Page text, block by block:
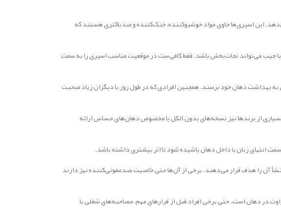
این اسپری‌ها حاوی مواد خوشبوکننده، خنک‌کننده و ضدباکتری هستند که
یا جیب می‌تواند نجات‌بخش باشد. فقط کافی‌ست در موقعیت مناسب اسپری را به سمت
به بهداشت دهان خود برسند. همچنین افرادی که در طول روز با دیگران زیاد صحبت
بسیاری از برندها نیز نسخه‌های بدون الکل یا مخصوص دهان‌های حساس ارائه
منشأ آن را هدف قرار می‌دهند. برخی از آن‌ها حتی خاصیت ضدعفونی‌کننده نیز دارند
در دهان است. حتی برخی افراد قبل از قرارهای مهم، مصاحبه‌های شغلی یا